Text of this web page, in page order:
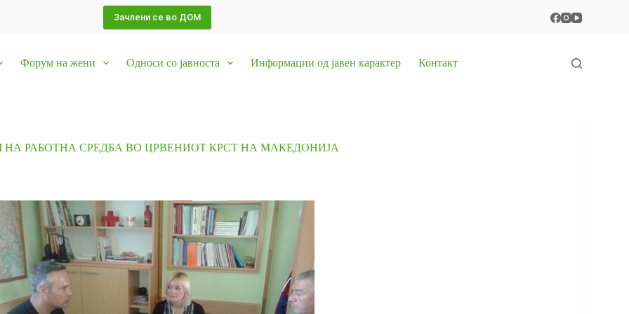
Зачлени се во ДОМ
Форум на жени Односи со јавноста Информации од јавен карактер Контакт
НА РАБОТНА СРЕДБА ВО ЦРВЕНИОТ КРСТ НА МАКЕДОНИЈА